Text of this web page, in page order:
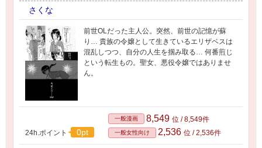
さくな
前世OLだった主人公。突然、前世の記憶が蘇
り… 貴族の令嬢として生きているエリザベスは
混乱しつつ、自分の人生を掴み取る… 何番煎じ
という転生もの。聖女、悪役令嬢ではありませ
ん。
24h.ポイント 0pt
一般漫画 8,549 位 / 8,549件
一般女性向け 2,536 位 / 2,536件